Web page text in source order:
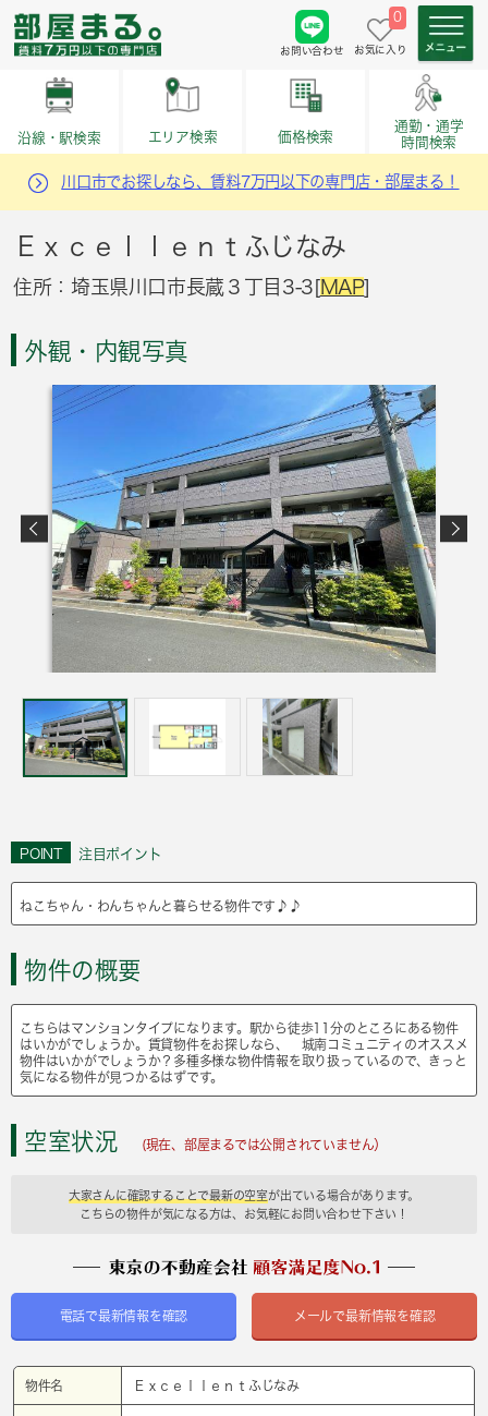
お問い合わせ
0
お気に入り
沿線・駅検索 エリア検索 価格検索
通勤・通学
時間検索
川口市でお探しなら、賃料7万円以下の専門店・部屋まる！
Ｅｘｃｅｌｌｅｎｔふじなみ
住所：埼玉県川口市長蔵３丁目3-3[MAP]
外観・内観写真
POINT 注目ポイント
ねこちゃん・わんちゃんと暮らせる物件です♪♪
物件の概要
こちらはマンションタイプになります。駅から徒歩11分のところにある物件
はいかがでしょうか。賃貸物件をお探しなら、 城南コミュニティのオススメ
物件はいかがでしょうか？多種多様な物件情報を取り扱っているので、きっと
気になる物件が見つかるはずです。
空室状況 (現在、部屋まるでは公開されていません）
大家さんに確認することで最新の空室が出ている場合があります。
こちらの物件が気になる方は、お気軽にお問い合わせ下さい！
電話で最新情報を確認 メールで最新情報を確認
物件名 Ｅｘｃｅｌｌｅｎｔふじなみ